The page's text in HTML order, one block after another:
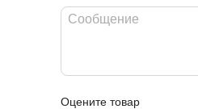
Оцените товар